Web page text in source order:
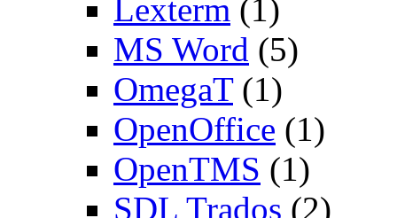
Lexterm (1)
MS Word (5)
OmegaT(1)
OpenOffice (1)
OpenTMS (1)
SDL Trados (2)